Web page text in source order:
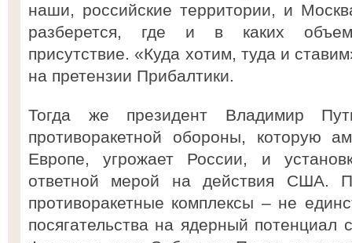
наши, российские территории, и
разберется, где и в каких
присутствие. «Куда хотим, туда и
на претензии Прибалтики.
Тогда же президент Владимир
противоракетной обороны, которую
Европе, угрожает России, и
ответной мерой на действия США.
противоракетные комплексы – не
посягательства на ядерный